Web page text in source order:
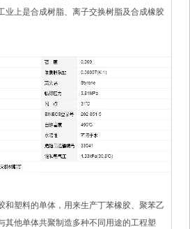
业上是合成树脂、离子交换树脂及合成橡胶
和塑料的单体，用来生产丁苯橡胶、聚苯乙
其他单体共聚制造多种不同用途的工程塑